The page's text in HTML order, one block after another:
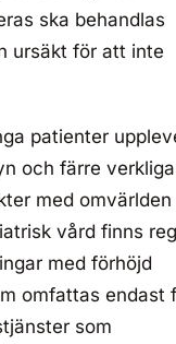
ska behandlas
ursäkt för att inte
patienter
och färre verkliga
med omvärlden
vård finns
med förhöjd
omfattas endast
som